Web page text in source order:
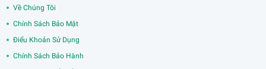
Về Chúng Tôi
Chính Sách Bảo Mật
Điểu Khoản Sử Dụng
Chính Sách Bảo Hành